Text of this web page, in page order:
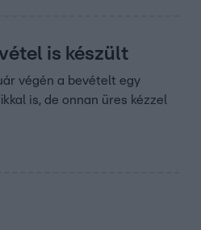
is készült
végén a bevételt egy
is, de onnan üres kézzel